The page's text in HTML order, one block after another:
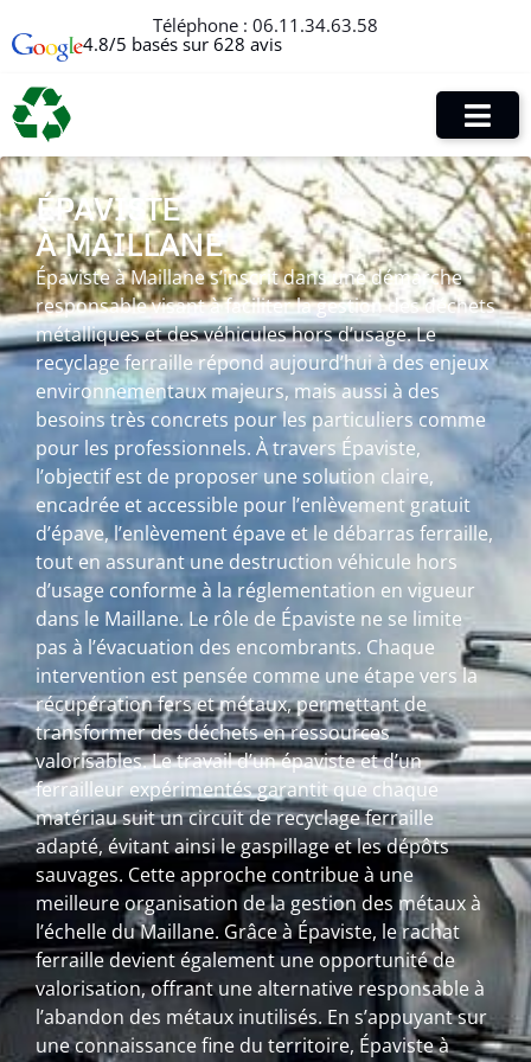
Téléphone : 06.11.34.63.58
4.8/5 basés sur 628 avis
ÉPAVISTE
À MAILLANE
Épaviste à Maillane s’inscrit dans une démarche
responsable visant à faciliter la gestion des déchets
métalliques et des véhicules hors d’usage. Le
recyclage ferraille répond aujourd’hui à des enjeux
environnementaux majeurs, mais aussi à des
besoins très concrets pour les particuliers comme
pour les professionnels. À travers Épaviste,
l’objectif est de proposer une solution claire,
encadrée et accessible pour l’enlèvement gratuit
d’épave, l’enlèvement épave et le débarras ferraille,
tout en assurant une destruction véhicule hors
d’usage conforme à la réglementation en vigueur
dans le Maillane. Le rôle de Épaviste ne se limite
pas à l’évacuation des encombrants. Chaque
intervention est pensée comme une étape vers la
récupération fers et métaux, permettant de
transformer des déchets en ressources
valorisables. Le travail d’un épaviste et d’un
ferrailleur expérimentés garantit que chaque
matériau suit un circuit de recyclage ferraille
adapté, évitant ainsi le gaspillage et les dépôts
sauvages. Cette approche contribue à une
meilleure organisation de la gestion des métaux à
l’échelle du Maillane. Grâce à Épaviste, le rachat
ferraille devient également une opportunité de
valorisation, offrant une alternative responsable à
l’abandon des métaux inutilisés. En s’appuyant sur
une connaissance fine du territoire, Épaviste à